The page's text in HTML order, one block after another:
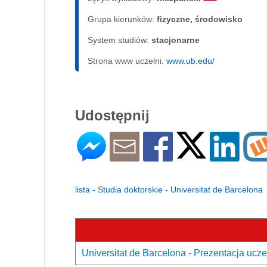
Grupa kierunków: fizyczne, środowisko
System studiów: sta­cjo­nar­ne
Strona www uczelni: www.ub.edu/
Udostępnij
lista - Studia doktorskie - Universitat de Barcelona
Universitat de Barcelona - Prezentacja